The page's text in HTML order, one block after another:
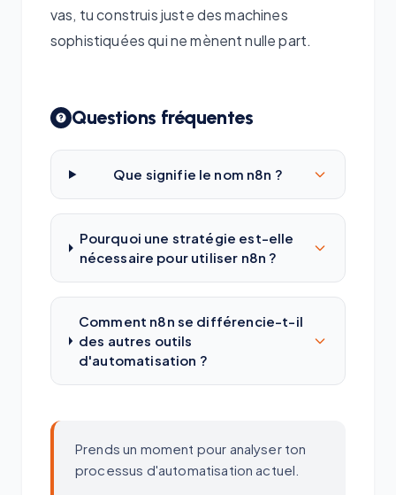
vas, tu construis juste des machines
sophistiquées qui ne mènent nulle part.
Questions fréquentes
Que signifie le nom n8n ?
Pourquoi une stratégie est-elle
nécessaire pour utiliser n8n ?
Comment n8n se différencie-t-il
des autres outils
d'automatisation ?
Prends un moment pour analyser ton
processus d'automatisation actuel.